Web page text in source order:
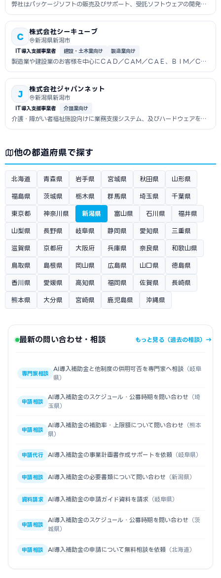
弊社はパッケージソフトの販売及びサポート、受託ソフトウェアの開発を
行う会社で...
C
株式会社シーキューブ
新潟県新潟市
IT導入支援事業者 建設・土木業向け 製造業向け
製造業や建設業のお客様を中心にＣＡＤ／ＣＡＭ／ＣＡＥ、ＢＩＭ／ＣＩ
Ｍ等のソフ...
J
株式会社ジャパンネット
新潟県新潟市
IT導入支援事業者 介護業向け
介護・障がい者福祉施設向けに業務支援システム、及びハードウェアをご
提供いたします
他の都道府県で探す
北海道 青森県 岩手県 宮城県 秋田県 山形県
福島県 茨城県 栃木県 群馬県 埼玉県 千葉県
東京都 神奈川県 新潟県 富山県 石川県 福井県
山梨県 長野県 岐阜県 静岡県 愛知県 三重県
滋賀県 京都府 大阪府 兵庫県 奈良県 和歌山県
鳥取県 島根県 岡山県 広島県 山口県 徳島県
香川県 愛媛県 高知県 福岡県 佐賀県 長崎県
熊本県 大分県 宮崎県 鹿児島県 沖縄県
最新の問い合わせ・相談 もっと見る（過去の相談）→
専門家相談
AI導入補助金と他制度の併用可否を専門家へ相談 （岐阜
県）
申請相談
AI導入補助金のスケジュール・公募時期を問い合わせ （埼
玉県）
申請相談
AI導入補助金の補助率・上限額について問い合わせ （熊本
県）
申請代行 AI導入補助金の事業計画書作成サポートを依頼 （岐阜県）
申請相談 AI導入補助金の必要書類について問い合わせ （新潟県）
資料請求 AI導入補助金の申請ガイド資料を請求 （岐阜県）
申請相談
AI導入補助金のスケジュール・公募時期を問い合わせ （茨
城県）
申請相談 AI導入補助金の申請について無料相談を依頼 （北海道）